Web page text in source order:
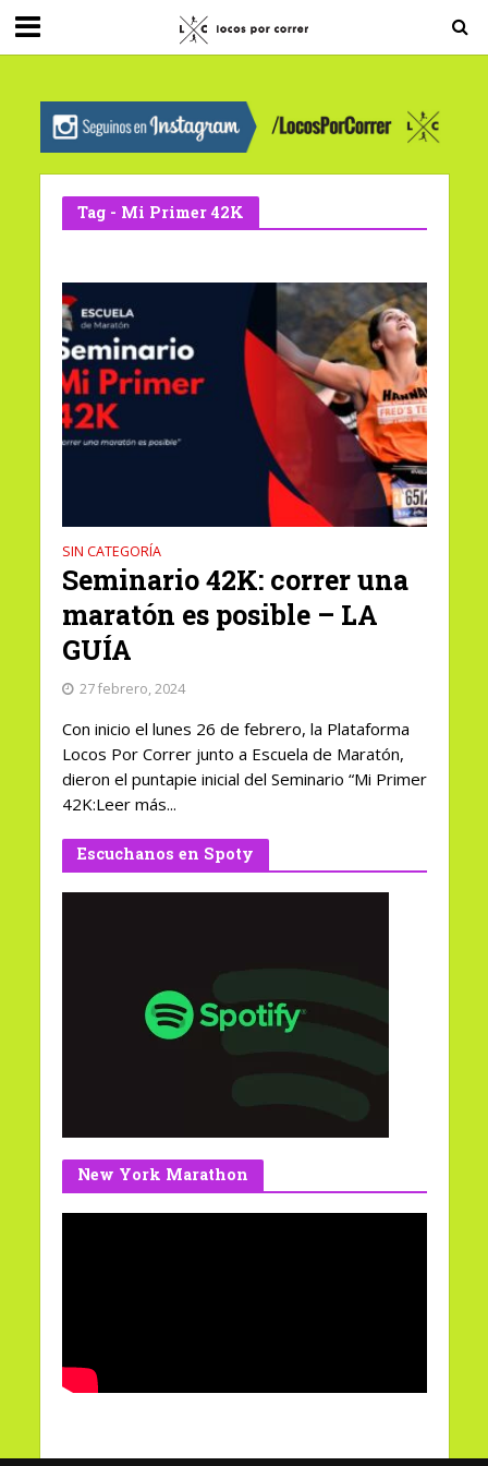
G-0X2PD3RFLV
Tag - Mi Primer 42K
SIN CATEGORÍA
Seminario 42K: correr una
maratón es posible – LA
GUÍA
27 febrero, 2024
Con inicio el lunes 26 de febrero, la Plataforma
Locos Por Correr junto a Escuela de Maratón,
dieron el puntapie inicial del Seminario “Mi Primer
42K:Leer más...
Escuchanos en Spoty
New York Marathon